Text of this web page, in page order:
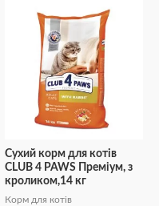
Сухий корм для котів
CLUB 4 PAWS Преміум, з
кроликом,14 кг
Корм для котів